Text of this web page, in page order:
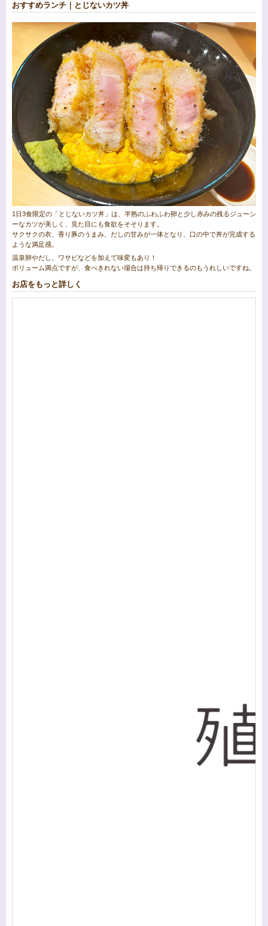
おすすめランチ｜とじないカツ丼
1日3食限定の「とじないカツ丼」は、半熟のふわふわ卵と少し赤みの残るジューシ
ーなカツが美しく、見た目にも食欲をそそります。
サクサクの衣、香り豚のうまみ、だしの甘みが一体となり、口の中で丼が完成する
ような満足感。
温泉卵やだし、ワサビなどを加えて味変もあり！
ボリューム満点ですが、食べきれない場合は持ち帰りできるのもうれしいですね。
お店をもっと詳しく